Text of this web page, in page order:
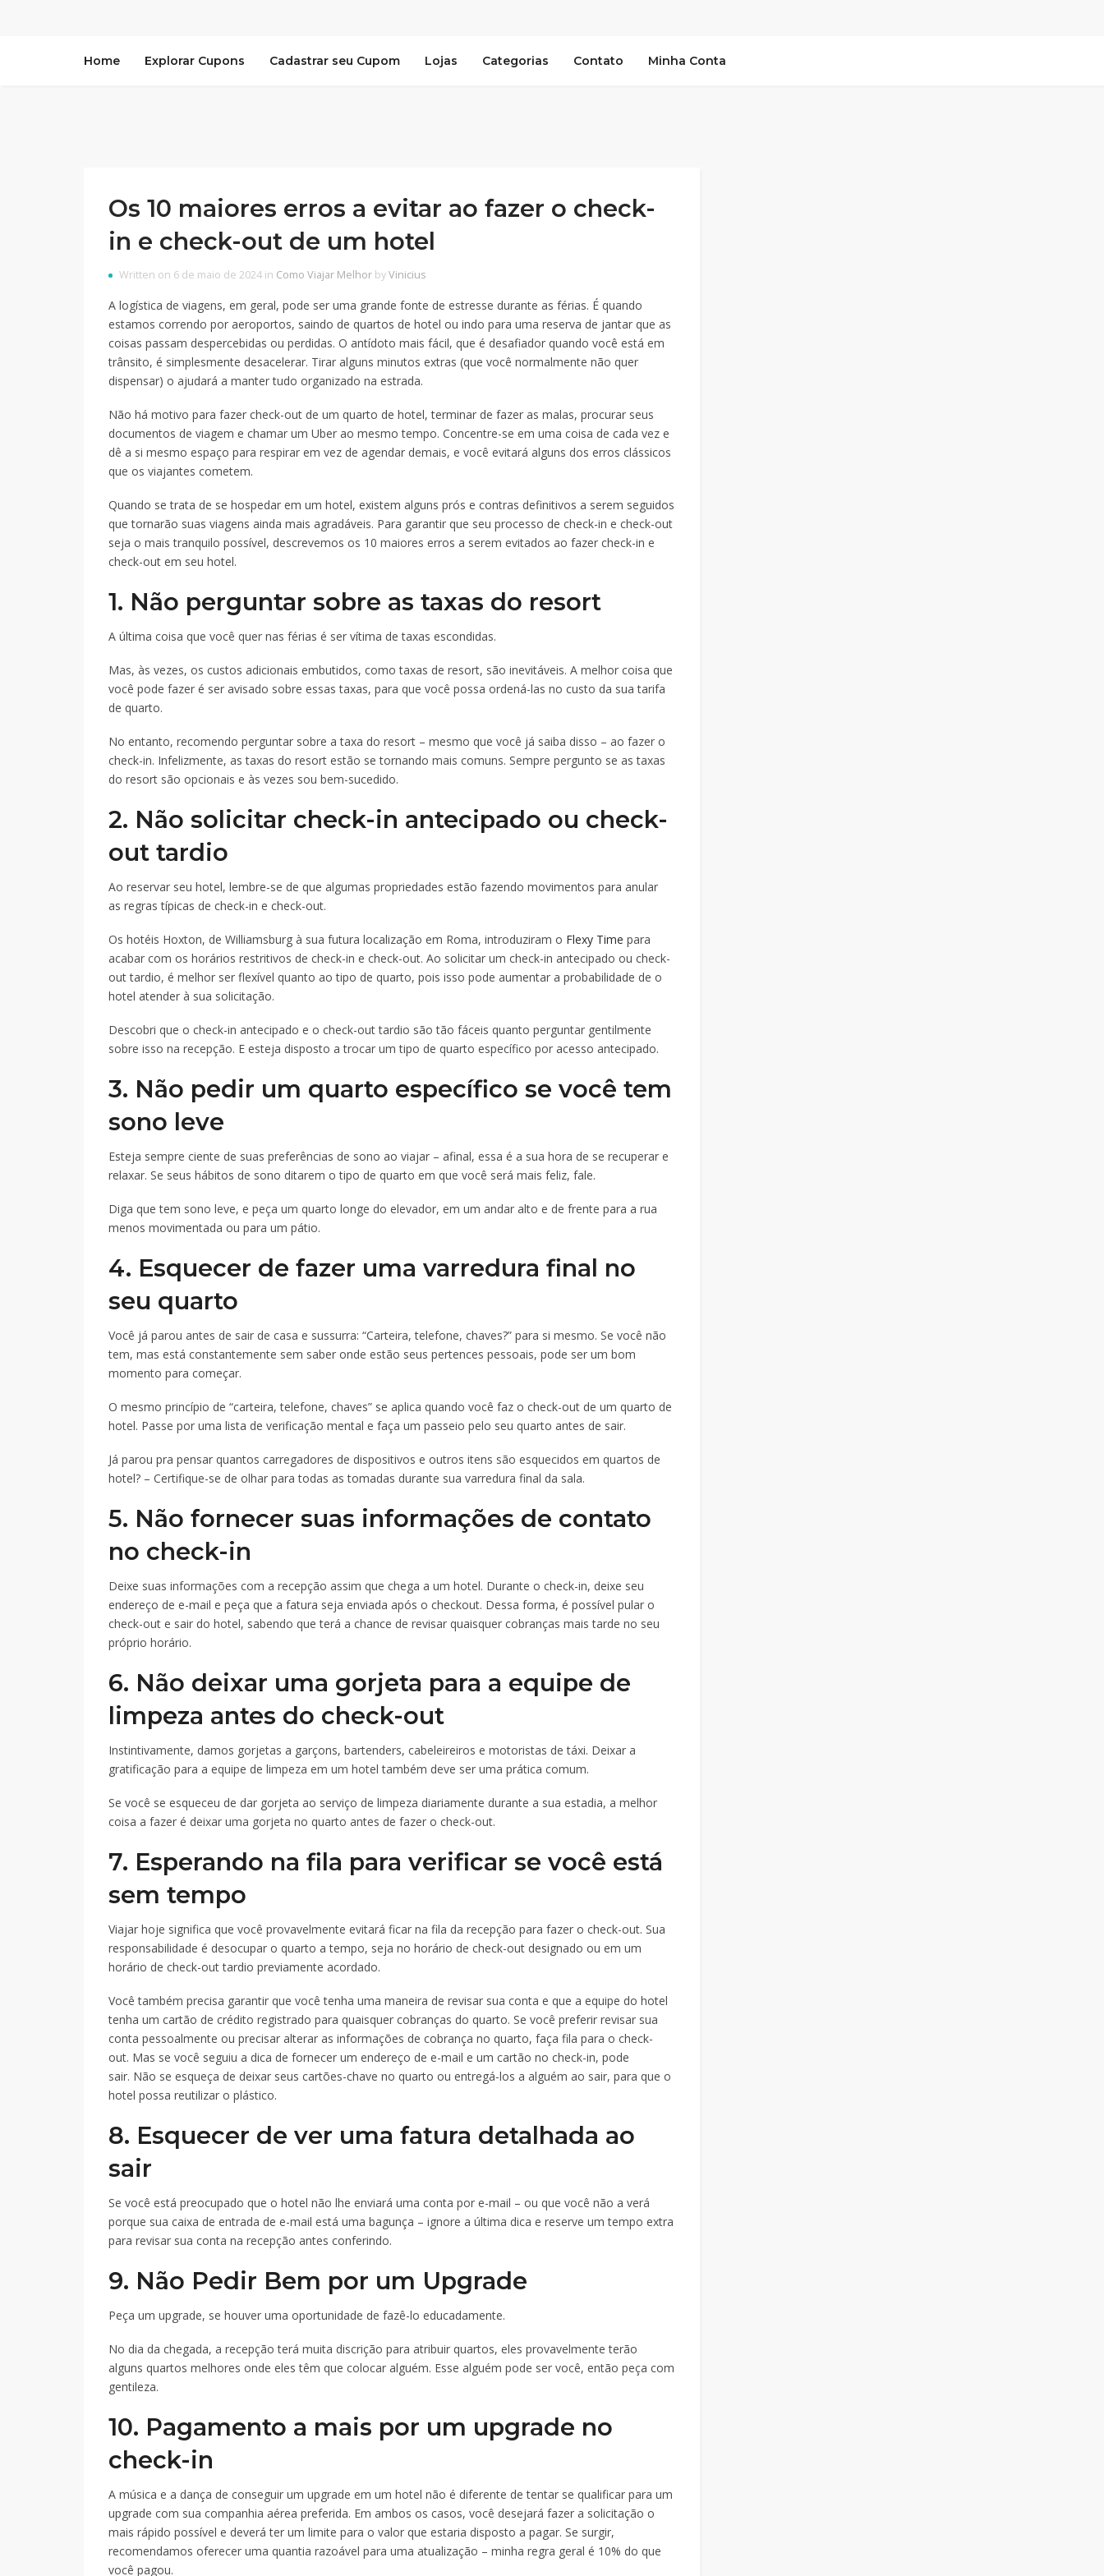
Home Explorar Cupons Cadastrar seu Cupom Lojas Categorias Contato Minha Conta
Os 10 maiores erros a evitar ao fazer o check-
in e check-out de um hotel
Written on 6 de maio de 2024 in Como Viajar Melhor byVinicius
A logística de viagens, em geral, pode ser uma grande fonte de estresse durante as férias. É quando
estamos correndo por aeroportos, saindo de quartos de hotel ou indo para uma reserva de jantar que as
coisas passam despercebidas ou perdidas. O antídoto mais fácil, que é desafiador quando você está em
trânsito, é simplesmente desacelerar. Tirar alguns minutos extras (que você normalmente não quer
dispensar) o ajudará a manter tudo organizado na estrada.
Não há motivo para fazer check-out de um quarto de hotel, terminar de fazer as malas, procurar seus
documentos de viagem e chamar um Uber ao mesmo tempo. Concentre-se em uma coisa de cada vez e
dê a si mesmo espaço para respirar em vez de agendar demais, e você evitará alguns dos erros clássicos
que os viajantes cometem.
Quando se trata de se hospedar em um hotel, existem alguns prós e contras definitivos a serem seguidos
que tornarão suas viagens ainda mais agradáveis. Para garantir que seu processo de check-in e check-out
seja o mais tranquilo possível, descrevemos os 10 maiores erros a serem evitados ao fazer check-in e
check-out em seu hotel.
1. Não perguntar sobre as taxas do resort
A última coisa que você quer nas férias é ser vítima de taxas escondidas.
Mas, às vezes, os custos adicionais embutidos, como taxas de resort, são inevitáveis. A melhor coisa que
você pode fazer é ser avisado sobre essas taxas, para que você possa ordená-las no custo da sua tarifa
de quarto.
No entanto, recomendo perguntar sobre a taxa do resort – mesmo que você já saiba disso – ao fazer o
check-in. Infelizmente, as taxas do resort estão se tornando mais comuns. Sempre pergunto se as taxas
do resort são opcionais e às vezes sou bem-sucedido.
2. Não solicitar check-in antecipado ou check-
out tardio
Ao reservar seu hotel, lembre-se de que algumas propriedades estão fazendo movimentos para anular
as regras típicas de check-in e check-out.
Os hotéis Hoxton, de Williamsburg à sua futura localização em Roma, introduziram o Flexy Time para
acabar com os horários restritivos de check-in e check-out. Ao solicitar um check-in antecipado ou check-
out tardio, é melhor ser flexível quanto ao tipo de quarto, pois isso pode aumentar a probabilidade de o
hotel atender à sua solicitação.
Descobri que o check-in antecipado e o check-out tardio são tão fáceis quanto perguntar gentilmente
sobre isso na recepção. E esteja disposto a trocar um tipo de quarto específico por acesso antecipado.
3. Não pedir um quarto específico se você tem
sono leve
Esteja sempre ciente de suas preferências de sono ao viajar – afinal, essa é a sua hora de se recuperar e
relaxar. Se seus hábitos de sono ditarem o tipo de quarto em que você será mais feliz, fale.
Diga que tem sono leve, e peça um quarto longe do elevador, em um andar alto e de frente para a rua
menos movimentada ou para um pátio.
4. Esquecer de fazer uma varredura final no
seu quarto
Você já parou antes de sair de casa e sussurra: “Carteira, telefone, chaves?” para si mesmo. Se você não
tem, mas está constantemente sem saber onde estão seus pertences pessoais, pode ser um bom
momento para começar.
O mesmo princípio de “carteira, telefone, chaves” se aplica quando você faz o check-out de um quarto de
hotel. Passe por uma lista de verificação mental e faça um passeio pelo seu quarto antes de sair.
Já parou pra pensar quantos carregadores de dispositivos e outros itens são esquecidos em quartos de
hotel? – Certifique-se de olhar para todas as tomadas durante sua varredura final da sala.
5. Não fornecer suas informações de contato
no check-in
Deixe suas informações com a recepção assim que chega a um hotel. Durante o check-in, deixe seu
endereço de e-mail e peça que a fatura seja enviada após o checkout. Dessa forma, é possível pular o
check-out e sair do hotel, sabendo que terá a chance de revisar quaisquer cobranças mais tarde no seu
próprio horário.
6. Não deixar uma gorjeta para a equipe de
limpeza antes do check-out
Instintivamente, damos gorjetas a garçons, bartenders, cabeleireiros e motoristas de táxi. Deixar a
gratificação para a equipe de limpeza em um hotel também deve ser uma prática comum.
Se você se esqueceu de dar gorjeta ao serviço de limpeza diariamente durante a sua estadia, a melhor
coisa a fazer é deixar uma gorjeta no quarto antes de fazer o check-out.
7. Esperando na fila para verificar se você está
sem tempo
Viajar hoje significa que você provavelmente evitará ficar na fila da recepção para fazer o check-out. Sua
responsabilidade é desocupar o quarto a tempo, seja no horário de check-out designado ou em um
horário de check-out tardio previamente acordado.
Você também precisa garantir que você tenha uma maneira de revisar sua conta e que a equipe do hotel
tenha um cartão de crédito registrado para quaisquer cobranças do quarto. Se você preferir revisar sua
conta pessoalmente ou precisar alterar as informações de cobrança no quarto, faça fila para o check-
out. Mas se você seguiu a dica de fornecer um endereço de e-mail e um cartão no check-in, pode
sair. Não se esqueça de deixar seus cartões-chave no quarto ou entregá-los a alguém ao sair, para que o
hotel possa reutilizar o plástico.
8. Esquecer de ver uma fatura detalhada ao
sair
Se você está preocupado que o hotel não lhe enviará uma conta por e-mail – ou que você não a verá
porque sua caixa de entrada de e-mail está uma bagunça – ignore a última dica e reserve um tempo extra
para revisar sua conta na recepção antes conferindo.
9. Não Pedir Bem por um Upgrade
Peça um upgrade, se houver uma oportunidade de fazê-lo educadamente.
No dia da chegada, a recepção terá muita discrição para atribuir quartos, eles provavelmente terão
alguns quartos melhores onde eles têm que colocar alguém. Esse alguém pode ser você, então peça com
gentileza.
10. Pagamento a mais por um upgrade no
check-in
A música e a dança de conseguir um upgrade em um hotel não é diferente de tentar se qualificar para um
upgrade com sua companhia aérea preferida. Em ambos os casos, você desejará fazer a solicitação o
mais rápido possível e deverá ter um limite para o valor que estaria disposto a pagar. Se surgir,
recomendamos oferecer uma quantia razoável para uma atualização – minha regra geral é 10% do que
você pagou.